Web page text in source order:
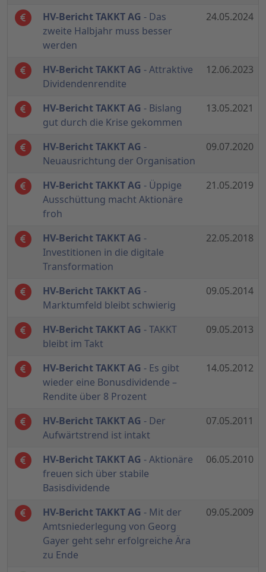
HV-Bericht TAKKT AG - Das
zweite Halbjahr muss besser
werden
24.05.2024
HV-Bericht TAKKT AG - Attraktive
Dividendenrendite
12.06.2023
HV-Bericht TAKKT AG - Bislang
gut durch die Krise gekommen
13.05.2021
HV-Bericht TAKKT AG -
Neuausrichtung der Organisation
09.07.2020
HV-Bericht TAKKT AG - Üppige
Ausschüttung macht Aktionäre
froh
21.05.2019
HV-Bericht TAKKT AG -
Investitionen in die digitale
Transformation
22.05.2018
HV-Bericht TAKKT AG -
Marktumfeld bleibt schwierig
09.05.2014
HV-Bericht TAKKT AG - TAKKT
bleibt im Takt
09.05.2013
HV-Bericht TAKKT AG - Es gibt
wieder eine Bonusdividende –
Rendite über 8 Prozent
14.05.2012
HV-Bericht TAKKT AG - Der
Aufwärtstrend ist intakt
07.05.2011
HV-Bericht TAKKT AG - Aktionäre
freuen sich über stabile
Basisdividende
06.05.2010
HV-Bericht TAKKT AG - Mit der
Amtsniederlegung von Georg
Gayer geht sehr erfolgreiche Ära
zu Ende
09.05.2009